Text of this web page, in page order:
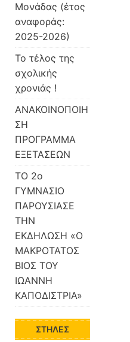
Μονάδας (έτος
αναφοράς:
2025-2026)
Το τέλος της
σχολικής
χρονιάς !
ΑΝΑΚΟΙΝΟΠΟΙΗ
ΣΗ
ΠΡΟΓΡΑΜΜΑ
ΕΞΕΤΑΣΕΩΝ
ΤΟ 2ο
ΓΥΜΝΑΣΙΟ
ΠΑΡΟΥΣΙΑΣΕ
ΤΗΝ
ΕΚΔΗΛΩΣΗ «Ο
ΜΑΚΡΟΤΑΤΟΣ
ΒΙΟΣ ΤΟΥ
ΙΩΑΝΝΗ
ΚΑΠΟΔΙΣΤΡΙΑ»
ΣΤΉΛΕΣ